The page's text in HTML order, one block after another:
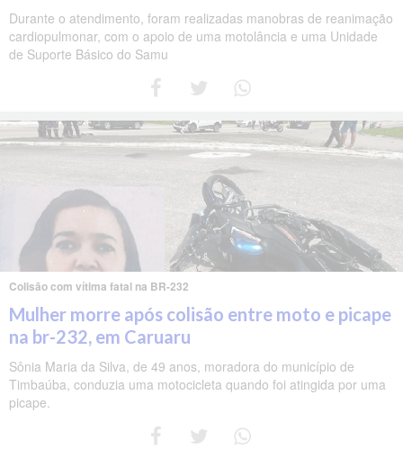
Durante o atendimento, foram realizadas manobras de reanimação
cardiopulmonar, com o apoio de uma motolância e uma Unidade
de Suporte Básico do Samu
Colisão com vítima fatal na BR-232
Mulher morre após colisão entre moto e picape
na br-232, em Caruaru
Sônia Maria da Silva, de 49 anos, moradora do município de
Timbaúba, conduzia uma motocicleta quando foi atingida por uma
picape.